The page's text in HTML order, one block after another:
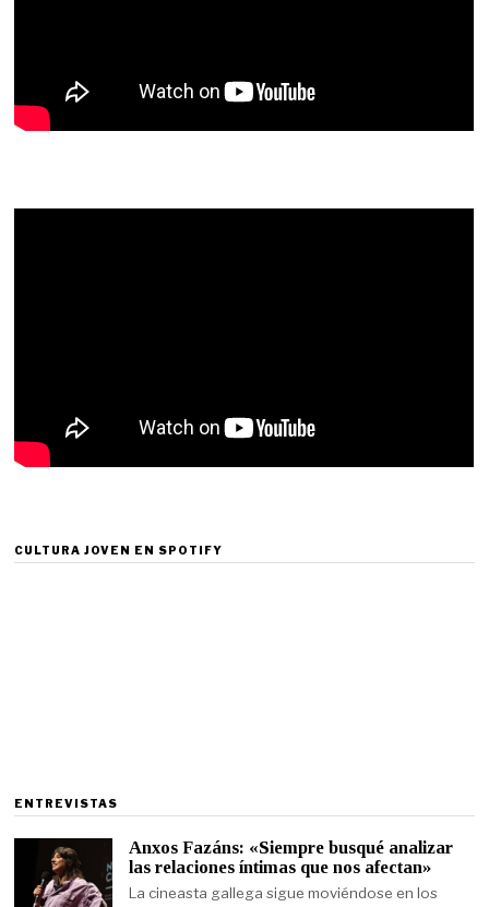
CULTURA JOVEN EN SPOTIFY
ENTREVISTAS
Anxos Fazáns: «Siempre busqué analizar
las relaciones íntimas que nos afectan»
La cineasta gallega sigue moviéndose en los